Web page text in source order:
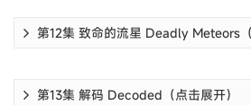
第12集 致命的流星 Deadly Meteors（
第13集 解码 Decoded（点击展开）